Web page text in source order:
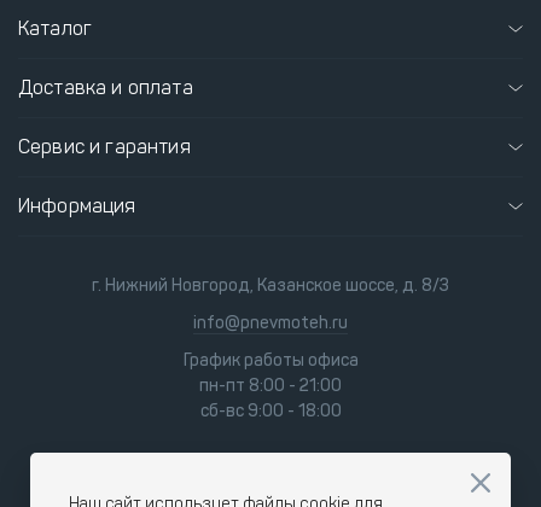
Каталог
Доставка и оплата
Сервис и гарантия
Информация
г. Нижний Новгород, Казанское шоссе, д. 8/3
info@pnevmoteh.ru
График работы офиса
пн-пт 8:00 - 21:00
сб-вс 9:00 - 18:00